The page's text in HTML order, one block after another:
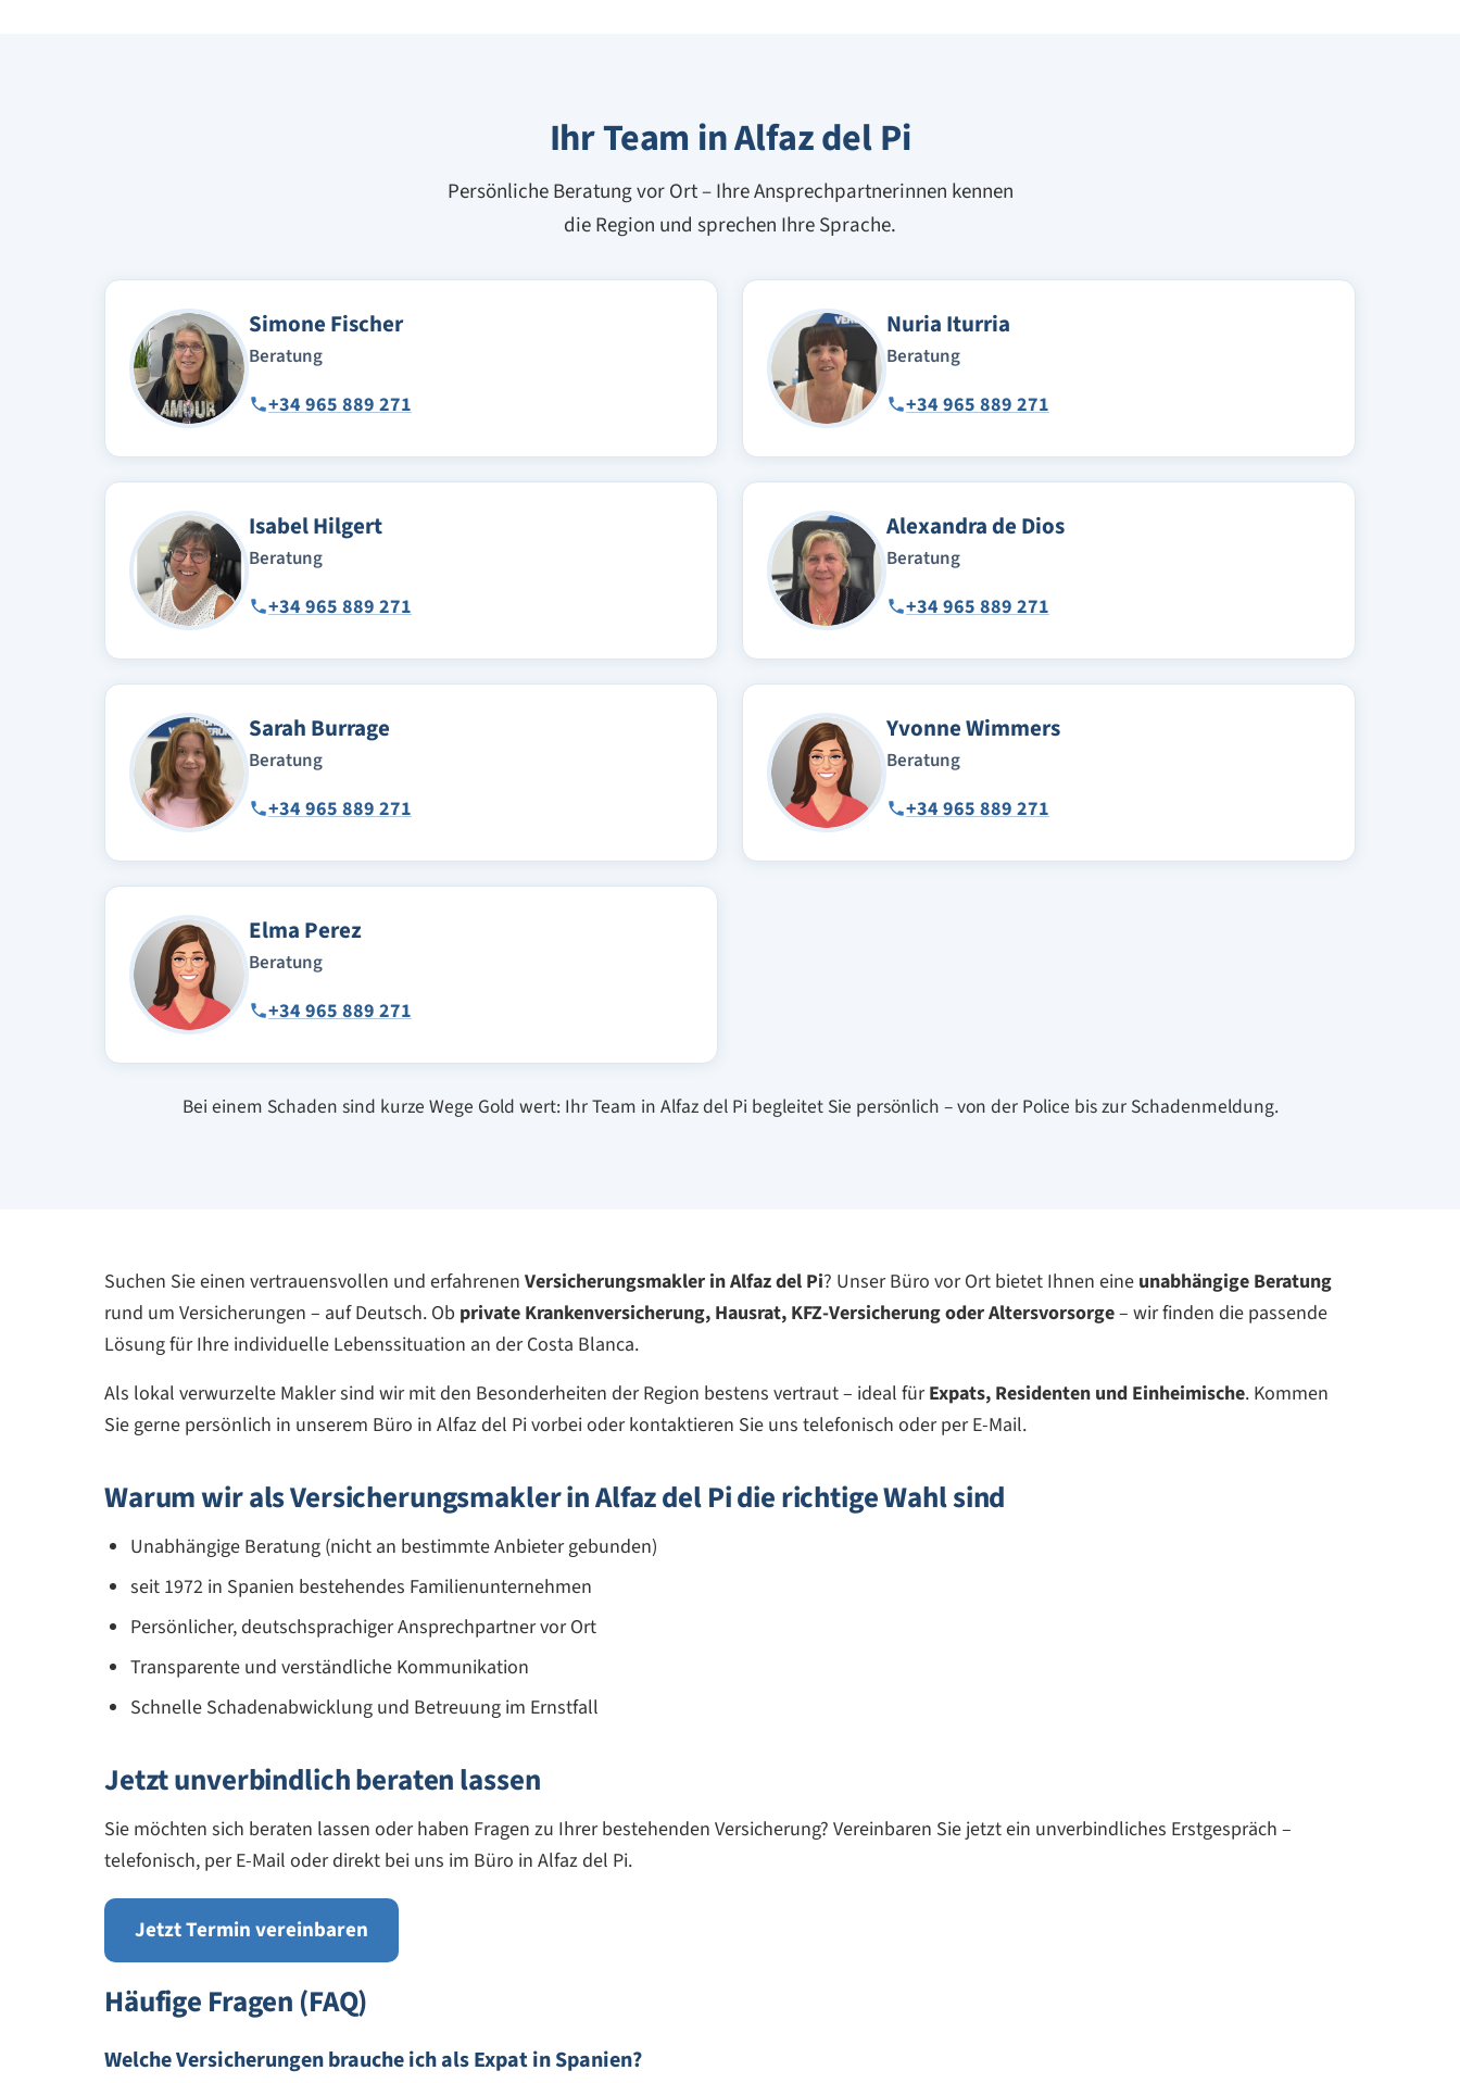
Ihr Team in Alfaz del Pi
Persönliche Beratung vor Ort – Ihre Ansprechpartnerinnen kennen
die Region und sprechen Ihre Sprache.
Simone Fischer
Beratung
+34 965 889 271
Nuria Iturria
Beratung
+34 965 889 271
Isabel Hilgert
Beratung
+34 965 889 271
Alexandra de Dios
Beratung
+34 965 889 271
Sarah Burrage
Beratung
+34 965 889 271
Yvonne Wimmers
Beratung
+34 965 889 271
Elma Perez
Beratung
+34 965 889 271
Bei einem Schaden sind kurze Wege Gold wert: Ihr Team in Alfaz del Pi begleitet Sie persönlich – von der Police bis zur Schadenmeldung.
Suchen Sie einen vertrauensvollen und erfahrenen Versicherungsmakler in Alfaz del Pi? Unser Büro vor Ort bietet Ihnen eine unabhängige Beratung
rund um Versicherungen – auf Deutsch. Ob private Krankenversicherung, Hausrat, KFZ-Versicherung oder Altersvorsorge– wir finden die passende
Lösung für Ihre individuelle Lebenssituation an der Costa Blanca.
Als lokal verwurzelte Makler sind wir mit den Besonderheiten der Region bestens vertraut – ideal fürExpats, Residenten und Einheimische. Kommen
Sie gerne persönlich in unserem Büro in Alfaz del Pi vorbei oder kontaktieren Sie uns telefonisch oder per E-Mail.
Warum wir als Versicherungsmakler in Alfaz del Pi die richtige Wahl sind
Unabhängige Beratung (nicht an bestimmte Anbieter gebunden)
seit 1972 in Spanien bestehendes Familienunternehmen
Persönlicher, deutschsprachiger Ansprechpartner vor Ort
Transparente und verständliche Kommunikation
Schnelle Schadenabwicklung und Betreuung im Ernstfall
Jetzt unverbindlich beraten lassen
Sie möchten sich beraten lassen oder haben Fragen zu Ihrer bestehenden Versicherung? Vereinbaren Sie jetzt ein unverbindliches Erstgespräch –
telefonisch, per E-Mail oder direkt bei uns im Büro in Alfaz del Pi.
Jetzt Termin vereinbaren
Häufige Fragen (FAQ)
Welche Versicherungen brauche ich als Expat in Spanien?